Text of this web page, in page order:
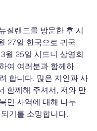
질랜드를 방문한 후 시
27일 한국으로 귀국
월 25일 시드니 상영회
여 여러분과 함께하
합니다. 많은 지인과 사
함께해 주셔서, 저와 만
민 사역에 대해 나누
되기를 소망합니다.